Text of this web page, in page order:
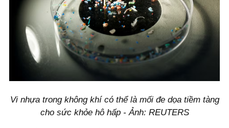
Vi nhựa trong không khí có thể là mối đe dọa tiềm tàng
cho sức khỏe hô hấp - Ảnh: REUTERS